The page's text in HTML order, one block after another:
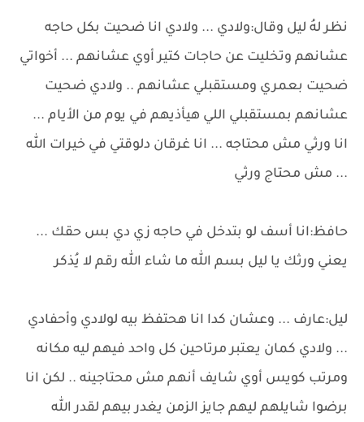
نظر لهُ ليل وقال:ولادي ... ولادي انا ضحيت بكل حاجه
عشانهم وتخليت عن حاجات كتير أوي عشانهم ... أخواتي
ضحيت بعمري ومستقبلي عشانهم .. ولادي ضحيت
عشانهم بمستقبلي اللي هيأذيهم في يوم من الأيام ...
انا ورثي مش محتاجه ... انا غرقان دلوقتي في خيرات الله
... مش محتاج ورثي
حافظ:انا أسف لو بتدخل في حاجه زي دي بس حقك ...
يعني ورثك يا ليل بسم الله ما شاء الله رقم لا يُذكر
ليل:عارف ... وعشان كدا انا هحتفظ بيه لولادي وأحفادي
... ولادي كمان يعتبر مرتاحين كل واحد فيهم ليه مكانه
ومرتب كويس أوي شايف أنهم مش محتاجينه .. لكن انا
برضوا شايلهم ليهم جايز الزمن يغدر بيهم لقدر الله